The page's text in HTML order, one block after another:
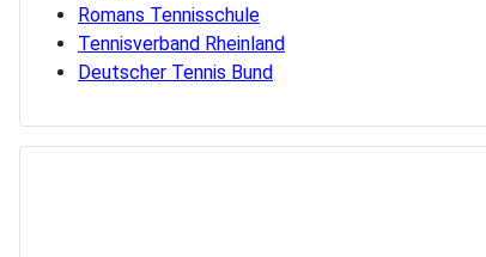
Romans Tennisschule
Tennisverband Rheinland
Deutscher Tennis Bund